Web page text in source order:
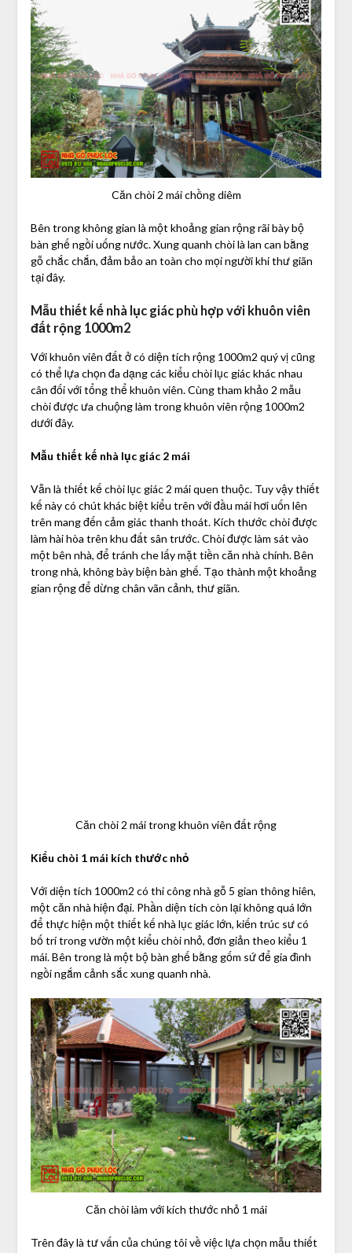
Căn chòi 2 mái chồng diêm
Bên trong không gian là một khoảng gian rộng rãi bày bộ
bàn ghế ngồi uống nước. Xung quanh chòi là lan can bằng
gỗ chắc chắn, đảm bảo an toàn cho mọi người khi thư giãn
tại đây.
Mẫu thiết kế nhà lục giác phù hợp với khuôn viên
đất rộng 1000m2
Với khuôn viên đất ở có diện tích rộng 1000m2 quý vị cũng
có thể lựa chọn đa dạng các kiểu chòi lục giác khác nhau
cân đối với tổng thể khuôn viên. Cùng tham khảo 2 mẫu
chòi được ưa chuộng làm trong khuôn viên rộng 1000m2
dưới đây.
Mẫu thiết kế nhà lục giác 2 mái
Vẫn là thiết kế chòi lục giác 2 mái quen thuộc. Tuy vậy thiết
kế này có chút khác biệt kiểu trên với đầu mái hơi uốn lên
trên mang đến cảm giác thanh thoát. Kích thước chòi được
làm hài hòa trên khu đất sân trước. Chòi được làm sát vào
một bên nhà, để tránh che lấy mặt tiền căn nhà chính. Bên
trong nhà, không bày biện bàn ghế. Tạo thành một khoảng
gian rộng để dừng chân vãn cảnh, thư giãn.
Căn chòi 2 mái trong khuôn viên đất rộng
Kiểu chòi 1 mái kích thước nhỏ
Với diện tích 1000m2 có thi công nhà gỗ 5 gian thông hiên,
một căn nhà hiện đại. Phần diện tích còn lại không quá lớn
để thực hiện một thiết kế nhà lục giác lớn, kiến trúc sư có
bố trí trong vườn một kiểu chòi nhỏ, đơn giản theo kiểu 1
mái. Bên trong là một bộ bàn ghế bằng gốm sứ để gia đình
ngồi ngắm cảnh sắc xung quanh nhà.
Căn chòi làm với kích thước nhỏ 1 mái
Trên đây là tư vấn của chúng tôi về việc lựa chọn mẫu thiết